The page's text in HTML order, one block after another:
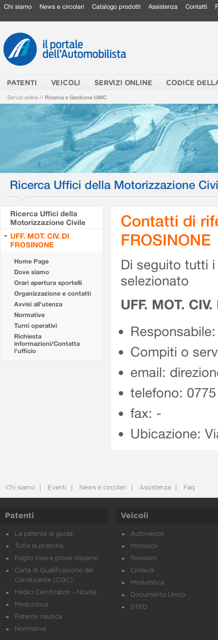
Chi siamo News e circolari Catalogo prodotti Assistenza Contatti
PATENTI VEICOLI SERVIZI ONLINE CODICE
Servizi online // Ricerca e Gestione UMC
Ricerca Uffici della Motorizzazione
Ricerca Uffici della
Motorizzazione Civile
UFF. MOT. CIV. DI
FROSINONE
Home Page
Dove siamo
Orari apertura sportelli
Organizzazione e contatti
Avvisi all'utenza
Normative
Turni operativi
Richiesta
informazioni/Contatta
l'ufficio
Contatti di
FROSINONE
Di seguito tutti
selezionato
UFF. MOT.
Compiti o
email:
telefono:
fax: -
Ubicazione:
Chi siamo Eventi News e circolari Assistenza Faq
Patenti
La patente di guida
Tutte le pratiche
Foglio rosa e prove d’esame
Carta di Qualificazione del
Conducente (CQC)
Medici Certificatori - Novità
Modulistica
Patente nautica
Normativa
Veicoli
Autoveicoli
Motocicli
Revisioni
Collaudi
Modulistica
Documento Unico
STED